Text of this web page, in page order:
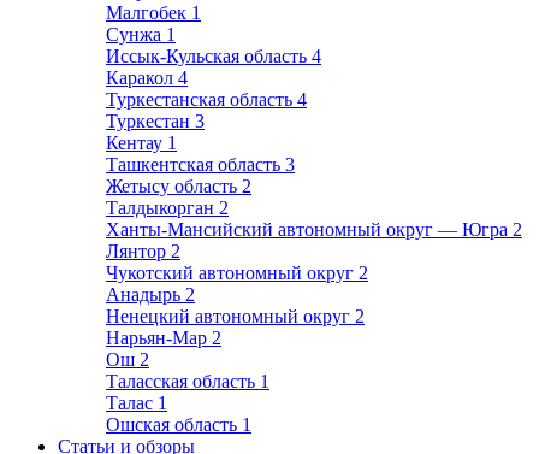
Малгобек 1
Сунжа 1
Иссык-Кульская область 4
Каракол 4
Туркестанская область 4
Туркестан 3
Кентау 1
Ташкентская область 3
Жетысу область 2
Талдыкорган 2
Ханты-Мансийский автономный округ — Югра 2
Лянтор 2
Чукотский автономный округ 2
Анадырь 2
Ненецкий автономный округ 2
Нарьян-Мар 2
Ош 2
Таласская область 1
Талас 1
Ошская область 1
Статьи и обзоры